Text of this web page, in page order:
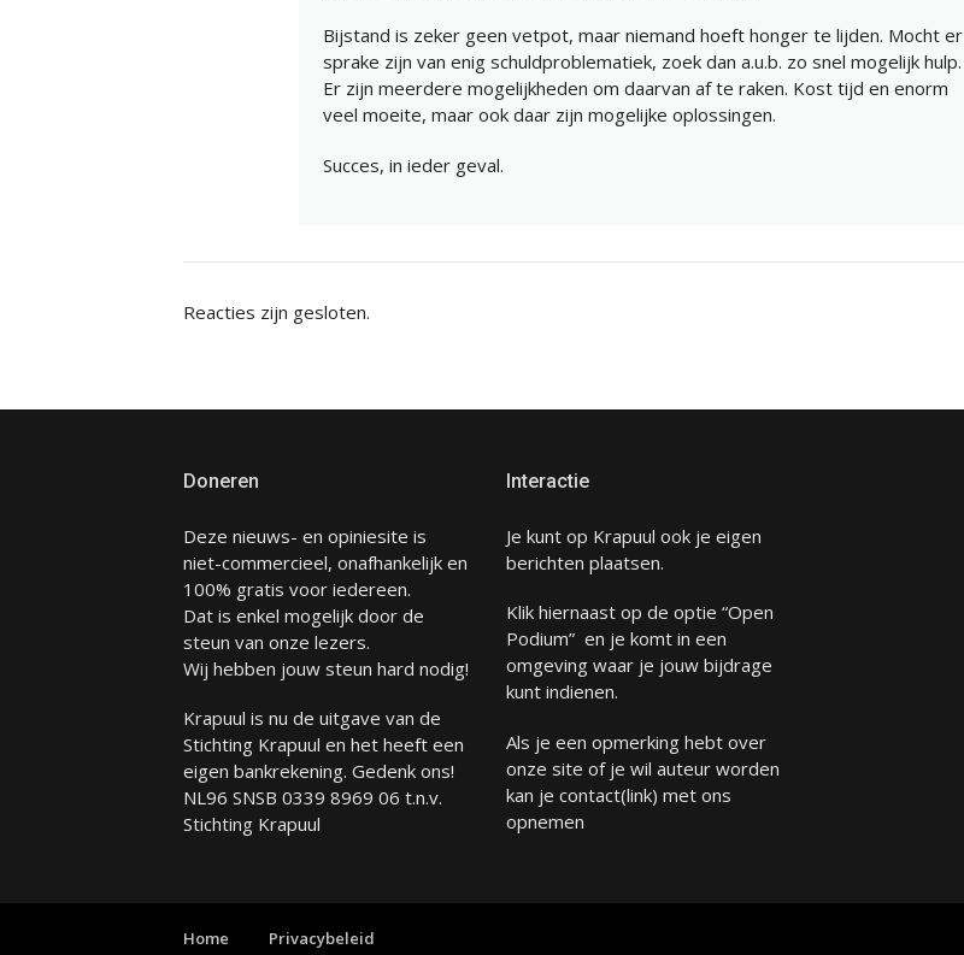
Bijstand is zeker geen vetpot, maar niemand hoeft honger te lijden. Mocht er
sprake zijn van enig schuldproblematiek, zoek dan a.u.b. zo snel mogelijk hulp.
Er zijn meerdere mogelijkheden om daarvan af te raken. Kost tijd en enorm
veel moeite, maar ook daar zijn mogelijke oplossingen.
Succes, in ieder geval.
Reacties zijn gesloten.
Doneren
Deze nieuws- en opiniesite is
niet-commercieel, onafhankelijk en
100% gratis voor iedereen.
Dat is enkel mogelijk door de
steun van onze lezers.
Wij hebben jouw steun hard nodig!
Krapuul is nu de uitgave van de
Stichting Krapuul en het heeft een
eigen bankrekening. Gedenk ons!
NL96 SNSB 0339 8969 06 t.n.v.
Stichting Krapuul
Interactie
Je kunt op Krapuul ook je eigen
berichten plaatsen.
Klik hiernaast op de optie “Open
Podium” en je komt in een
omgeving waar je jouw bijdrage
kunt indienen.
Als je een opmerking hebt over
onze site of je wil auteur worden
kan je contact(link) met ons
opnemen
Home Privacybeleid